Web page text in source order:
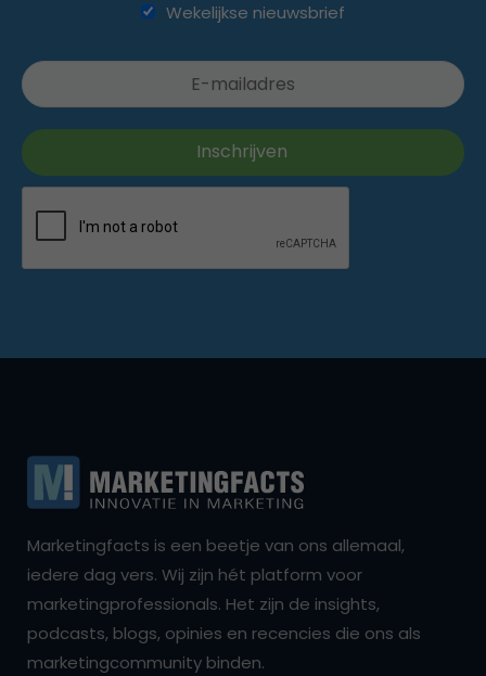
Wekelijkse nieuwsbrief
Marketingfacts is een beetje van ons allemaal,
iedere dag vers. Wij zijn hét platform voor
marketingprofessionals. Het zijn de insights,
podcasts, blogs, opinies en recencies die ons als
marketingcommunity binden.